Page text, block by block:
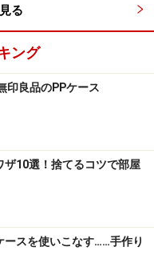
る
ング
印良品のPPケース
ザ10選！捨てるコツで部屋
ースを使いこなす……手作り